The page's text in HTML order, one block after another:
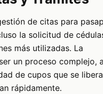
de citas para
la solicitud de
más utilizadas. La
un proceso complejo,
de cupos que se
rápidamente.